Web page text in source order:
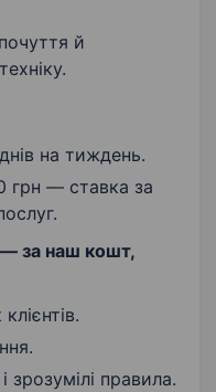
й
на тиждень.
грн — ставка за
— за наш кошт,
зрозумілі правила.